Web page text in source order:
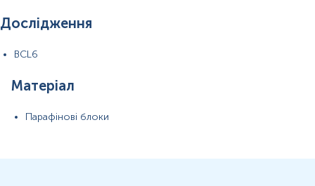
Дослідження
BCL6
Матеріал
Парафінові блоки